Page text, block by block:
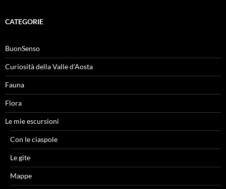
CATEGORIE
BuonSenso
Curiosità della Valle d'Aosta
Fauna
Flora
Le mie escursioni
Con le ciaspole
Le gite
Mappe